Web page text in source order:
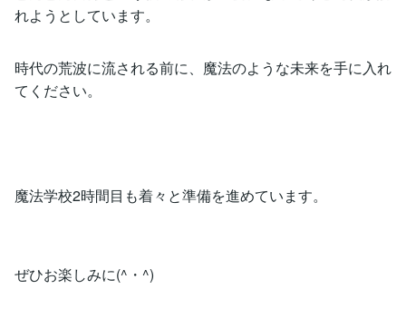
れようとしています。
時代の荒波に流される前に、魔法のような未来を手に入れ
てください。
魔法学校2時間目も着々と準備を進めています。
ぜひお楽しみに(^・^)